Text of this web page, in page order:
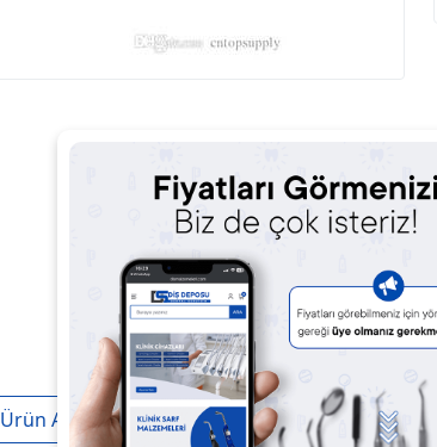
Ürün Açıklaması Taksit / Ödeme Seçenekleri